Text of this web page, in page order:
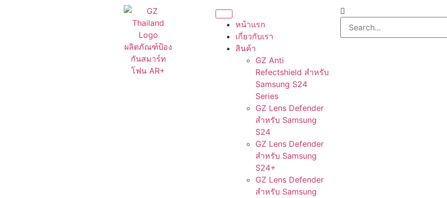
หน้าแรก
เกี่ยวกับเรา
สินค้า
GZ Anti
Refectshield สำหรับ
Samsung S24
Series
GZ Lens Defender
สำหรับ Samsung
S24
GZ Lens Defender
สำหรับ Samsung
S24+
GZ Lens Defender
สำหรับ Samsung